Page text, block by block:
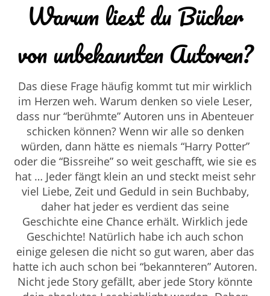
Warum liest du Bücher
von unbekannten Autoren?
Das diese Frage häufig kommt tut mir wirklich
im Herzen weh. Warum denken so viele Leser,
dass nur “berühmte” Autoren uns in Abenteuer
schicken können? Wenn wir alle so denken
würden, dann hätte es niemals “Harry Potter”
oder die “Bissreihe” so weit geschafft, wie sie es
hat … Jeder fängt klein an und steckt meist sehr
viel Liebe, Zeit und Geduld in sein Buchbaby,
daher hat jeder es verdient das seine
Geschichte eine Chance erhält. Wirklich jede
Geschichte! Natürlich habe ich auch schon
einige gelesen die nicht so gut waren, aber das
hatte ich auch schon bei “bekannteren” Autoren.
Nicht jede Story gefällt, aber jede Story könnte